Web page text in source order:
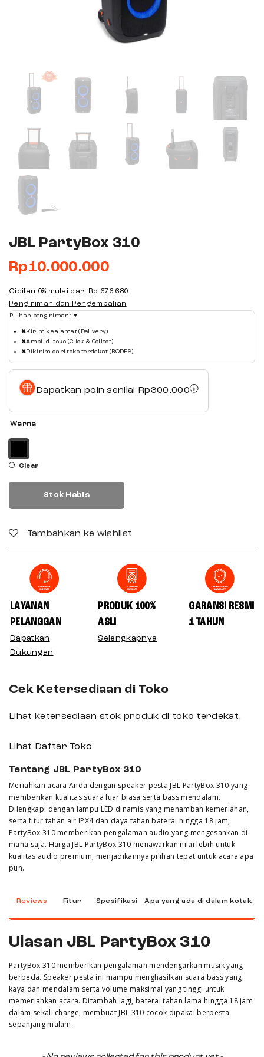
JBL PartyBox 310
Rp10.000.000
Cicilan 0% mulai dari Rp 676.680
Pengiriman dan Pengembalian
Pilihan pengiriman: ▼
✖ Kirim ke alamat (Delivery)
✖Ambil di toko (Click & Collect)
✖ Dikirim dari toko terdekat (BODFS)
Dapatkan poin senilai Rp300.000
Warna
Clear
Stok Habis
Tambahkan ke wishlist
LAYANAN
PELANGGAN
Dapatkan
Dukungan
PRODUK 100%
ASLI
Selengkapnya
GARANSI RESMI
1 TAHUN
Cek Ketersediaan di Toko
Lihat ketersediaan stok produk di toko terdekat.
Lihat Daftar Toko
Tentang JBL PartyBox 310
Meriahkan acara Anda dengan speaker pesta JBL PartyBox 310 yang
memberikan kualitas suara luar biasa serta bass mendalam.
Dilengkapi dengan lampu LED dinamis yang menambah kemeriahan,
serta fitur tahan air IPX4 dan daya tahan baterai hingga 18 jam,
PartyBox 310 memberikan pengalaman audio yang mengesankan di
mana saja. Harga JBL PartyBox 310 menawarkan nilai lebih untuk
kualitas audio premium, menjadikannya pilihan tepat untuk acara apa
pun.
Reviews Fitur Spesifikasi Apa yang ada di dalam kotak
Ulasan JBL PartyBox 310
PartyBox 310 memberikan pengalaman mendengarkan musik yang
berbeda. Speaker pesta ini mampu menghasilkan suara bass yang
kaya dan mendalam serta volume maksimal yang tinggi untuk
memeriahkan acara. Ditambah lagi, baterai tahan lama hingga 18 jam
dalam sekali charge, membuat JBL 310 cocok dipakai berpesta
sepanjang malam.